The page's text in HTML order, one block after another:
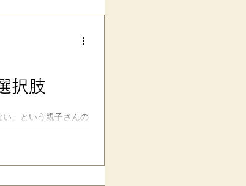
すが、一般的なシ
で、数日で使えなく
た。滑りにくい素
。0.9mm芯（Bか２
択肢
」という親子さんの
男が５年生の頃よ
校では通常学級と
ルが高い」 「でも、